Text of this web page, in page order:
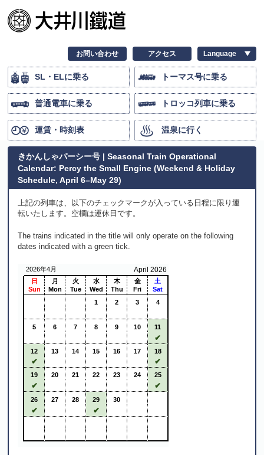
お問い合わせ アクセス
SL・ELに乗る トーマス号に乗る
普通電車に乗る トロッコ列車に乗る
運賃・時刻表 温泉に行く
きかんしゃパーシー号 | Seasonal Train Operational
Calendar: Percy the Small Engine (Weekend & Holiday
Schedule, April 6–May 29)
上記の列車は、以下のチェックマークが入っている日程に限り運
転いたします。空欄は運休日です。
The trains indicated in the title will only operate on the following
dates indicated with a green tick.